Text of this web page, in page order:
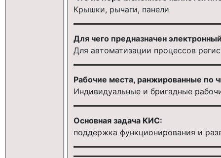
Крышки, рычаги, панели
Для чего предназначен
Для автоматизации процессов
Рабочие места, ранжированные по
Индивидуальные и бригадные
Основная задача КИС:
поддержка функционирования и